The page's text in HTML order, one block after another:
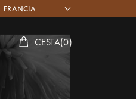
CESTA(0)